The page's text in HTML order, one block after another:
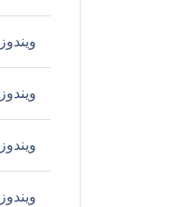
ويندوز Windows
ويندوز Windows
ويندوز Windows
ويندوز Windows